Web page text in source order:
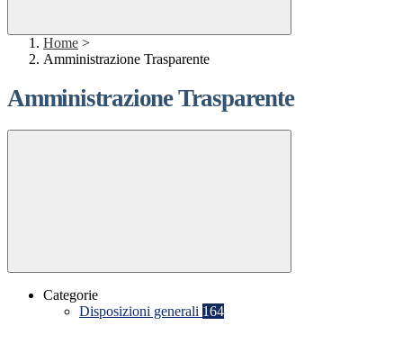
Home >
Amministrazione Trasparente
Amministrazione Trasparente
Categorie
Disposizioni generali 164